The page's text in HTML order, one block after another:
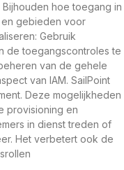
hoe toegang in
en gebieden voor
Gebruik
de toegangscontroles te
van de gehele
van IAM. SailPoint
Deze mogelijkheden
provisioning en
in dienst treden of
Het verbetert ook de